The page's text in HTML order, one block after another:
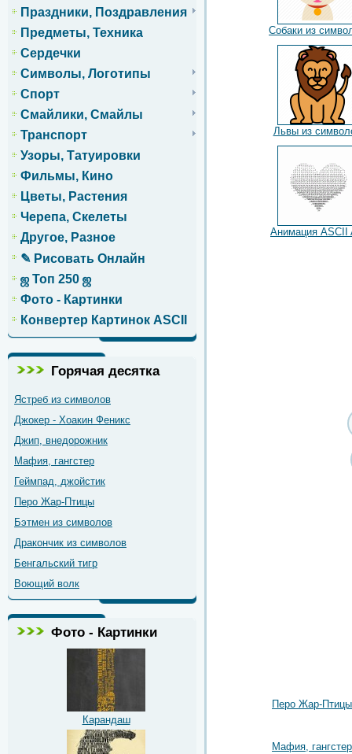
Праздники, Поздравления
Предметы, Техника
Сердечки
Символы, Логотипы
Спорт
Смайлики, Смайлы
Транспорт
Узоры, Татуировки
Фильмы, Кино
Цветы, Растения
Черепа, Скелеты
Другое, Разное
✎ Рисовать Онлайн
ஜ Топ 250 ஜ
Фото - Картинки
Конвертер Картинок ASCII
Горячая десятка
Ястреб из символов
Джокер - Хоакин Феникс
Джип, внедорожник
Мафия, гангстер
Геймпад, джойстик
Перо Жар-Птицы
Бэтмен из символов
Дракончик из символов
Бенгальский тигр
Воющий волк
Фото - Картинки
Карандаш
Собаки из
Львы из
Анимация ASCII
Перо Жар-Птицы
Мафия, гангстер